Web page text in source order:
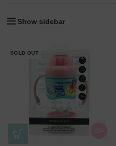
Show sidebar
SOLD OUT